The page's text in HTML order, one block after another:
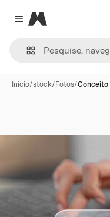
Close menu
Magnific
Início/stock/Fotos/Conceito